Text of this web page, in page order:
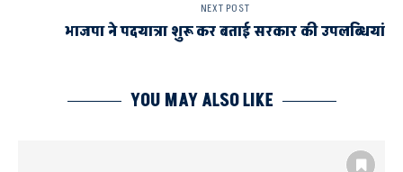
NEXT POST
भाजपा ने पदयात्रा शुरू कर बताई सरकार की उपलब्धियां
YOU MAY ALSO LIKE